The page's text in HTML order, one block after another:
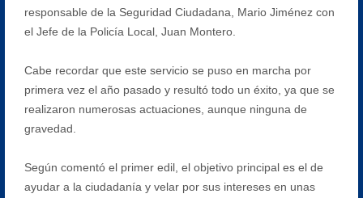
responsable de la Seguridad Ciudadana, Mario Jiménez con
el Jefe de la Policía Local, Juan Montero.
Cabe recordar que este servicio se puso en marcha por
primera vez el año pasado y resultó todo un éxito, ya que se
realizaron numerosas actuaciones, aunque ninguna de
gravedad.
Según comentó el primer edil, el objetivo principal es el de
ayudar a la ciudadanía y velar por sus intereses en unas